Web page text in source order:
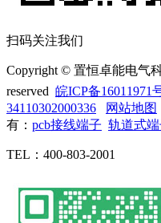
扫码关注我们
Copyright © 置恒卓能电气
reserved 皖ICP备16011971
34110302000336
网站地图
有： pcb接线端子 轨道式端
TEL：400-803-2001